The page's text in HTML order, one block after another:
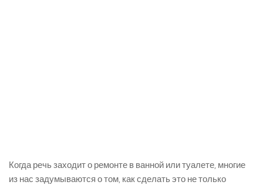
Когда речь заходит о ремонте в ванной или туалете, многие
из нас задумываются о том, как сделать это не только